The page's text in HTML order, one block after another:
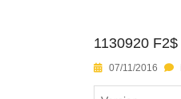
1130920 F2$
1 2 3 4 5
07/11/2016